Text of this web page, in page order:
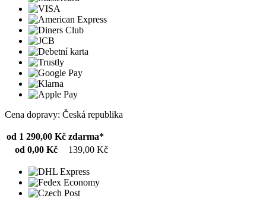
Cena dopravy: Česká republika
od 1 290,00 Kč zdarma*
od 0,00 Kč
139,00 Kč